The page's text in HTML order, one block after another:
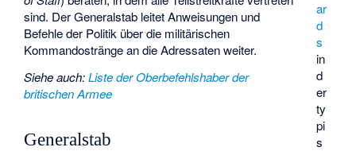
ar
d
s
in
d
er
ty
pi
s
sind. Der Generalstab leitet Anweisungen und
Befehle der Politik über die militärischen
Kommandostränge an die Adressaten weiter.
Siehe auch:Liste der Oberbefehlshaber der
britischen Armee
Generalstab